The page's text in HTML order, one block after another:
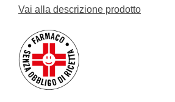
Vai alla descrizione prodotto